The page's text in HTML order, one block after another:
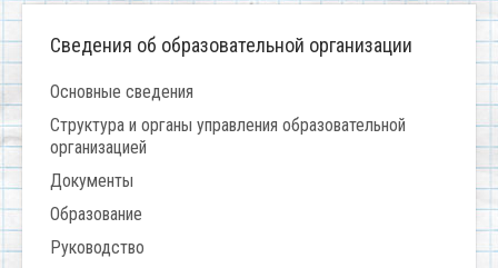
Сведения об образовательной организации
Основные сведения
Структура и органы управления образовательной
организацией
Документы
Образование
Руководство